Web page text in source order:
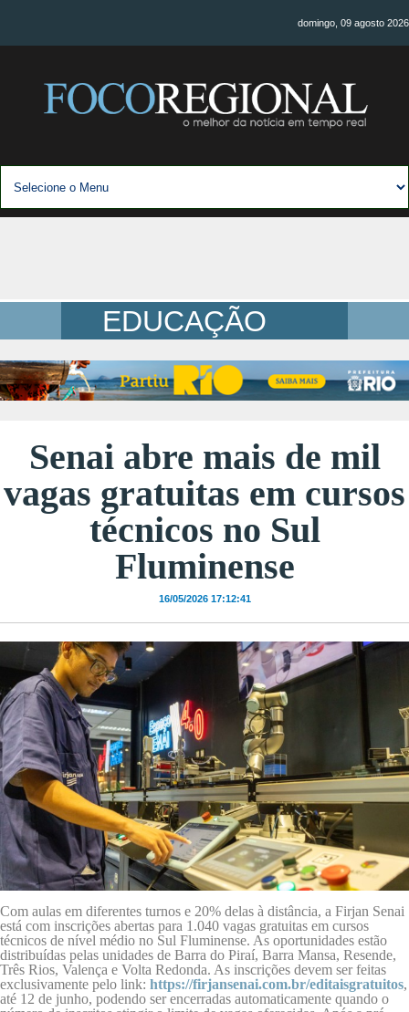
domingo, 09 agosto 2026
EDUCAÇÃO
Senai abre mais de mil
vagas gratuitas em cursos
técnicos no Sul
Fluminense
16/05/2026 17:12:41
Com aulas em diferentes turnos e 20% delas à distância, a Firjan Senai
está com inscrições abertas para 1.040 vagas gratuitas em cursos
técnicos de nível médio no Sul Fluminense. As oportunidades estão
distribuídas pelas unidades de Barra do Piraí, Barra Mansa, Resende,
Três Rios, Valença e Volta Redonda. As inscrições devem ser feitas
exclusivamente pelo link: https://firjansenai.com.br/editaisgratuitos,
até 12 de junho, podendo ser encerradas automaticamente quando o